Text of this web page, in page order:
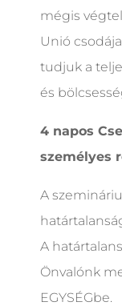
mégis
Unió
tudjuk a
és
4 napos
személyes
A
A
Önvalónk
EGYSÉGbe.